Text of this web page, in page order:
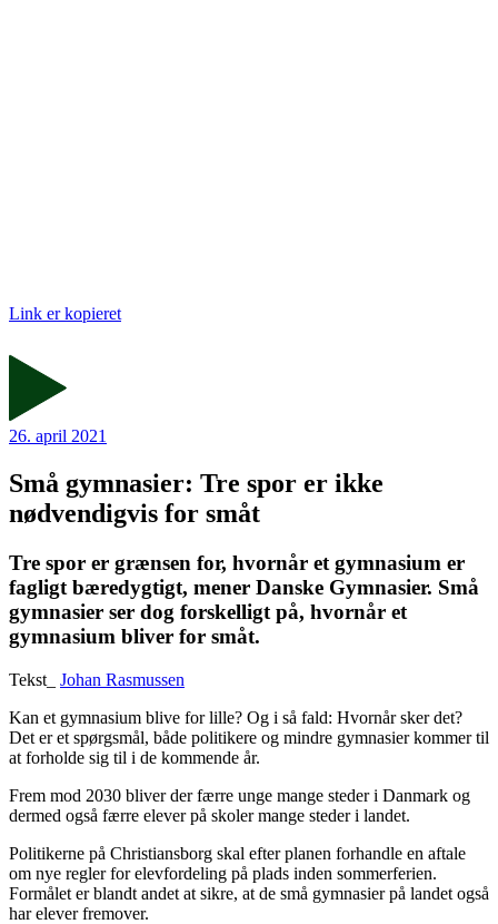
Link er kopieret
26. april 2021
Små gymnasier: Tre spor er ikke
nødvendigvis for småt
Tre spor er grænsen for, hvornår et gymnasium er
fagligt bæredygtigt, mener Danske Gymnasier. Små
gymnasier ser dog forskelligt på, hvornår et
gymnasium bliver for småt.
Tekst_ Johan Rasmussen
Kan et gymnasium blive for lille? Og i så fald: Hvornår sker det?
Det er et spørgsmål, både politikere og mindre gymnasier kommer til
at forholde sig til i de kommende år.
Frem mod 2030 bliver der færre unge mange steder i Danmark og
dermed også færre elever på skoler mange steder i landet.
Politikerne på Christiansborg skal efter planen forhandle en aftale
om nye regler for elevfordeling på plads inden sommerferien.
Formålet er blandt andet at sikre, at de små gymnasier på landet også
har elever fremover.